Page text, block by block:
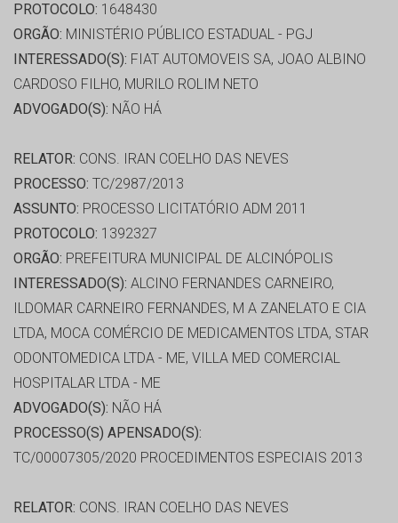
PROTOCOLO: 1648430
ORGÃO: MINISTÉRIO PÚBLICO ESTADUAL - PGJ
INTERESSADO(S): FIAT AUTOMOVEIS SA, JOAO ALBINO
CARDOSO FILHO, MURILO ROLIM NETO
ADVOGADO(S): NÃO HÁ
RELATOR: CONS. IRAN COELHO DAS NEVES
PROCESSO: TC/2987/2013
ASSUNTO: PROCESSO LICITATÓRIO ADM 2011
PROTOCOLO: 1392327
ORGÃO: PREFEITURA MUNICIPAL DE ALCINÓPOLIS
INTERESSADO(S): ALCINO FERNANDES CARNEIRO,
ILDOMAR CARNEIRO FERNANDES, M A ZANELATO E CIA
LTDA, MOCA COMÉRCIO DE MEDICAMENTOS LTDA, STAR
ODONTOMEDICA LTDA - ME, VILLA MED COMERCIAL
HOSPITALAR LTDA - ME
ADVOGADO(S): NÃO HÁ
PROCESSO(S) APENSADO(S):
TC/00007305/2020 PROCEDIMENTOS ESPECIAIS 2013
RELATOR: CONS. IRAN COELHO DAS NEVES